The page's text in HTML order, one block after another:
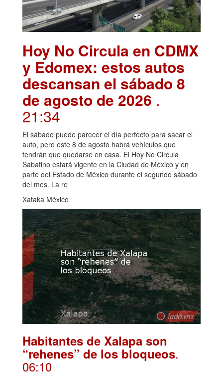
Hoy No Circula en CDMX
y Edomex: estos autos
descansan el sábado 8
de agosto de 2026 .
21:34
El sábado puede parecer el día perfecto para sacar el
auto, pero este 8 de agosto habrá vehículos que
tendrán que quedarse en casa. El Hoy No Circula
Sabatino estará vigente en la Ciudad de México y en
parte del Estado de México durante el segundo sábado
del mes. La re
Xataka México
Habitantes de Xalapa son
“rehenes” de los bloqueos.
06:10